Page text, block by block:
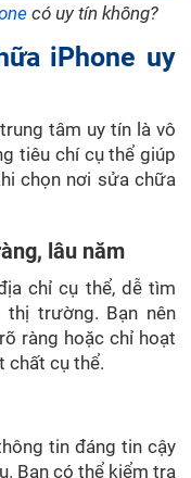
có uy tín không?
iPhone uy
tâm uy tín là vô
tiêu chí cụ thể giúp
chọn nơi sửa chữa
lâu năm
chỉ cụ thể, dễ tìm
trường. Bạn nên
ràng hoặc chỉ hoạt
chất cụ thể.
tin đáng tin cậy
Bạn có thể kiểm tra